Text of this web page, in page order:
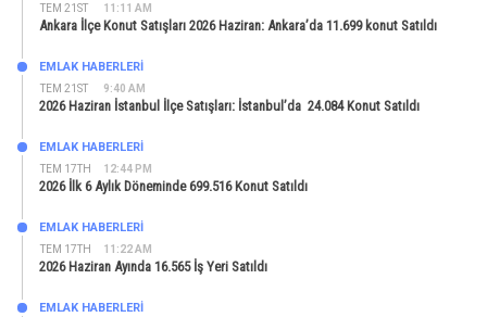
TEM 21ST 11:11 AM
Ankara İlçe Konut Satışları 2026 Haziran: Ankara’da 11.699 konut Satıldı
TEM 21ST 9:40 AM
EMLAK HABERLERI
2026 Haziran İstanbul İlçe Satışları: İstanbul’da 24.084 Konut Satıldı
TEM 17TH 12:44 PM
EMLAK HABERLERI
2026 İlk 6 Aylık Döneminde 699.516 Konut Satıldı
TEM 17TH 11:22 AM
EMLAK HABERLERI
2026 Haziran Ayında 16.565 İş Yeri Satıldı
EMLAK HABERLERI